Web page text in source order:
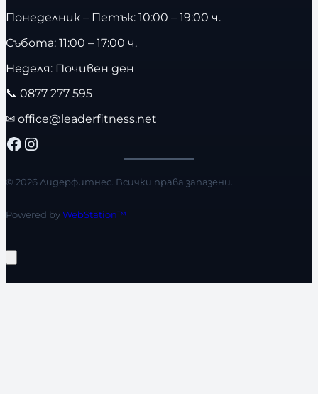
Понеделник – Петък: 10:00 – 19:00 ч.
Събота: 11:00 – 17:00 ч.
Неделя: Почивен ден
📞 0877 277 595
✉ office@leaderfitness.net
Facebook Instagram
© 2026 Лидерфитнес. Всички права запазени.
Powered byWebStation™